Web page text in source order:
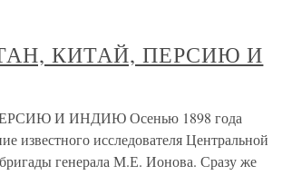
КИТАЙ, ПЕРСИЮ И
И ИНДИЮ Осенью 1898 года
известного исследователя Центральной
генерала М.Е. Ионова. Сразу же